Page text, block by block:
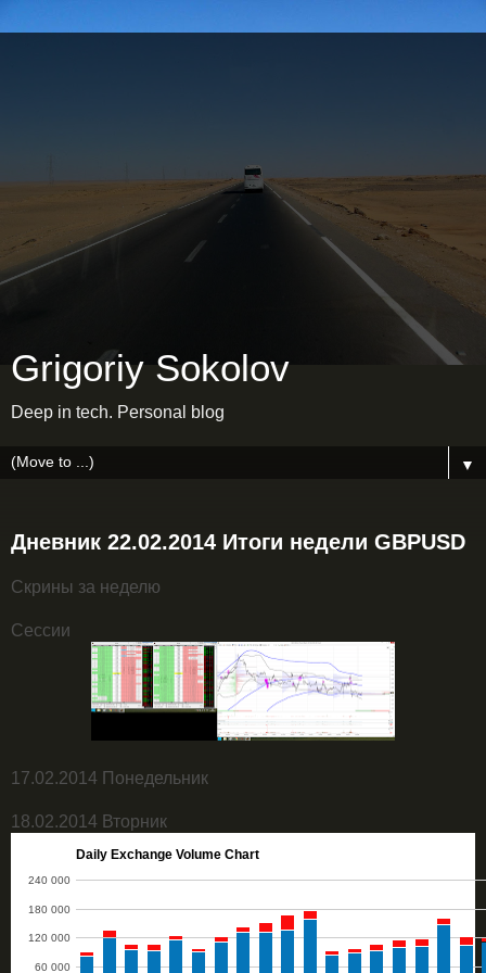
Grigoriy Sokolov
Deep in tech. Personal blog
▼
Дневник 22.02.2014 Итоги недели GBPUSD
Скрины за неделю
Сессии
17.02.2014 Понедельник
18.02.2014 Вторник
Daily Exchange Volume Chart
60 000
120 000
180 000
240 000